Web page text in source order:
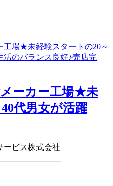
ーカー工場★未
代男女が活躍
ービス株式会社